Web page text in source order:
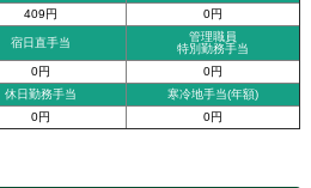
409円 0円
宿日直手当
管理職員
特別勤務手当
0円
0円
休日勤務手当
寒冷地手当(年額)
0円 0円